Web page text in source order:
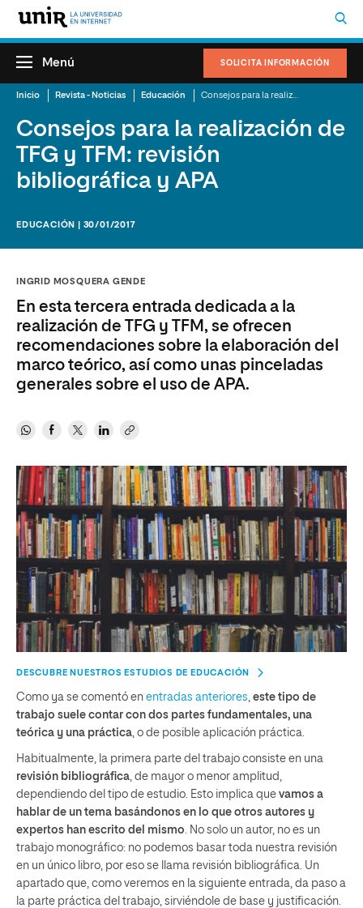
SOLICITA INFORMACIÓN
Menú
Inicio Revista - Noticias Educación
Consejos para la realización de
TFG y TFM: revisión
bibliográfica y APA
EDUCACIÓN | 30/01/2017
INGRID MOSQUERA GENDE
En esta tercera entrada dedicada a la
realización de TFG y TFM, se ofrecen
recomendaciones sobre la elaboración del
marco teórico, así como unas pinceladas
generales sobre el uso de APA.
DESCUBRE NUESTROS ESTUDIOS DE EDUCACIÓN
Como ya se comentó en entradas anteriores este tipo de
trabajo suele contar con dos partes fundamentales, una
teórica y una práctica , o de posible aplicación práctica.
Habitualmente, la primera parte del trabajo consiste en una
revisión bibliográfica , de mayor o menor amplitud,
dependiendo del tipo de estudio. Esto implica que vamos a
hablar de un tema basándonos en lo que otros autores y
expertos han escrito del mismo . No solo un autor, no es un
trabajo monográfico: no podemos basar toda nuestra revisión
en un único libro, por eso se llama revisión bibliográfica. Un
apartado que, como veremos en la siguiente entrada, da paso a
la parte práctica del trabajo, sirviéndole de base y justificación.